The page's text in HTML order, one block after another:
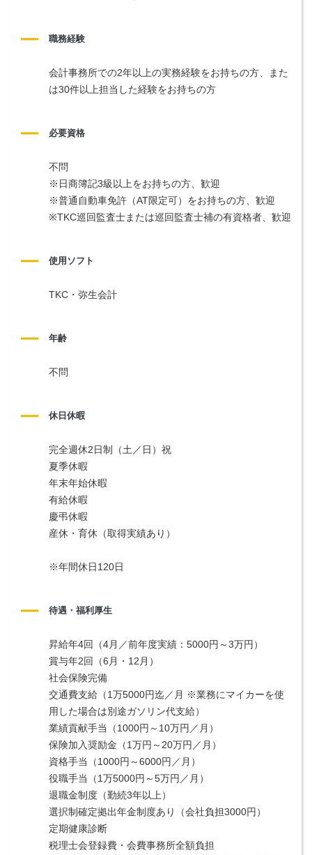
職務経験
会計事務所での2年以上の実務経験をお持ちの方、また
は30件以上担当した経験をお持ちの方
必要資格
不問
※日商簿記3級以上をお持ちの方、歓迎
※普通自動車免許（AT限定可）をお持ちの方、歓迎
※TKC巡回監査士または巡回監査士補の有資格者、歓迎
使用ソフト
TKC・弥生会計
年齢
不問
休日休暇
完全週休2日制（土／日）祝
夏季休暇
年末年始休暇
有給休暇
慶弔休暇
産休・育休（取得実績あり）
※年間休日120日
待遇・福利厚生
昇給年4回（4月／前年度実績：5000円～3万円）
賞与年2回（6月・12月）
社会保険完備
交通費支給（1万5000円迄／月 ※業務にマイカーを使
用した場合は別途ガソリン代支給）
業績貢献手当（1000円～10万円／月）
保険加入奨励金（1万円～20万円／月）
資格手当（1000円～6000円／月）
役職手当（1万5000円～5万円／月）
退職金制度（勤続3年以上）
選択制確定拠出年金制度あり（会社負担3000円）
定期健康診断
税理士会登録費・会費事務所全額負担